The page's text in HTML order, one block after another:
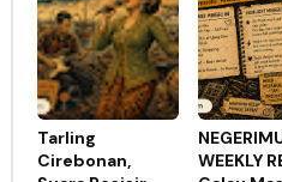
Tarling
Cirebonan,
WEEKLY